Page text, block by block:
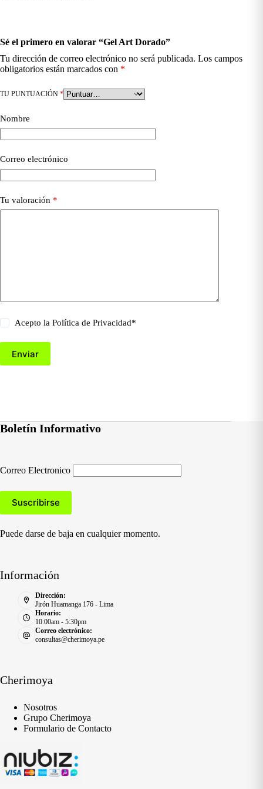
Sé el primero en valorar “Gel Art Dorado”
Tu dirección de correo electrónico no será publicada. Los campos
obligatorios están marcados con *
TU PUNTUACIÓN *
Nombre
Correo electrónico
Tu valoración *
Acepto laPolítica de Privacidad*
Enviar
Boletín Informativo
Correo Electronico
Puede darse de baja en cualquier momento.
Información
Dirección:
Jirón Huamanga 176 - Lima
Horario:
10:00am - 5:30pm
Correo electrónico:
consultas@cherimoya.pe
Cherimoya
Nosotros
Grupo Cherimoya
Formulario de Contacto